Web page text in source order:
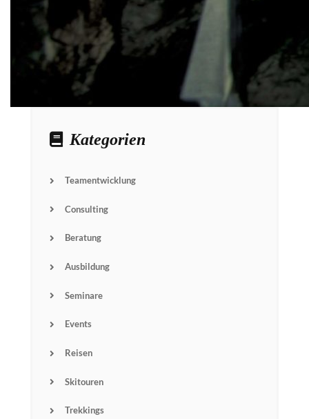
Kategorien
Teamentwicklung
Consulting
Beratung
Ausbildung
Seminare
Events
Reisen
Skitouren
Trekkings